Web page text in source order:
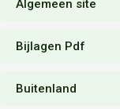
Algemeen site
Bijlagen Pdf
Buitenland